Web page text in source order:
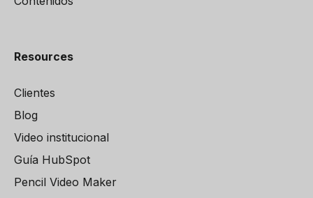
Resources
Clientes
Blog
Video institucional
Guía HubSpot
Pencil Video Maker